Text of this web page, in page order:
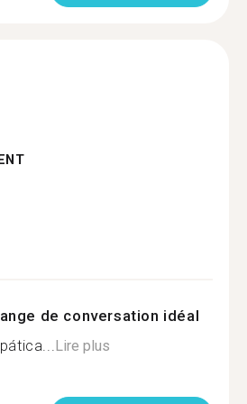
de conversation idéal
Lire plus